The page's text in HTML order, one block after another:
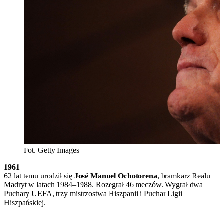
Fot. Getty Images
1961
62 lat temu urodził się José Manuel Ochotorena, bramkarz Realu
Madryt w latach 1984–1988. Rozegrał 46 meczów. Wygrał dwa
Puchary UEFA, trzy mistrzostwa Hiszpanii i Puchar Ligii
Hiszpańskiej.